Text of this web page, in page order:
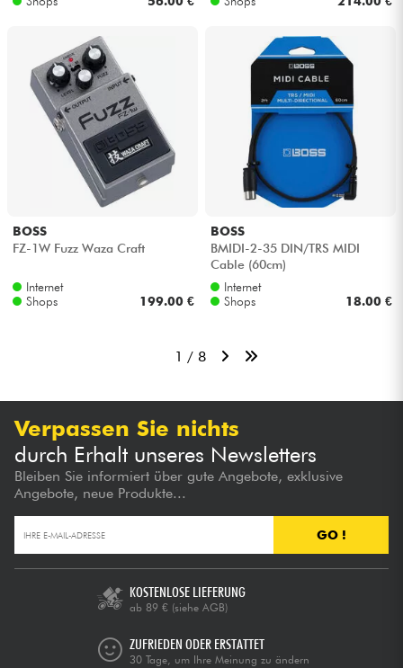
BOSS
FZ-1W Fuzz Waza Craft
Internet
Shops
199.00 €
BOSS
BMIDI-2-35 DIN/TRS MIDI
Cable (60cm)
Internet
Shops
18.00 €
1 / 8
Verpassen Sie nichts
durch Erhalt unseres Newsletters
Bleiben Sie informiert über gute Angebote, exklusive
Angebote, neue Produkte...
GO !
KOSTENLOSE LIEFERUNG
ab 89 € (siehe AGB)
ZUFRIEDEN ODER ERSTATTET
30 Tage, um Ihre Meinung zu ändern